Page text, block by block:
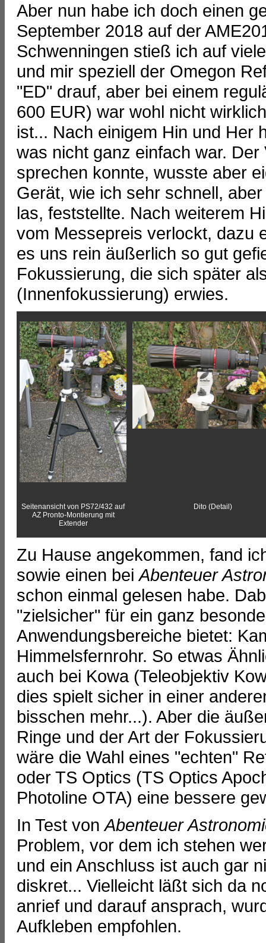
Aber nun habe ich doch einen
September 2018 auf der
Schwenningen stieß ich auf
und mir speziell der Omegon
"ED" drauf, aber bei einem
600 EUR) war wohl nicht
ist... Nach einigem Hin und Her
was nicht ganz einfach war.
sprechen konnte, wusste aber
Gerät, wie ich sehr schnell,
las, feststellte. Nach weiterem
vom Messepreis verlockt, dazu
es uns rein äußerlich so gut
Fokussierung, die sich später
(Innenfokussierung) erwies.
Seitenansicht von PS72/432 auf
AZ Pronto-Montierung mit
Extender
Dito (Detail)
Zu Hause angekommen, fand
sowie einen beiAbenteuer
schon einmal gelesen habe.
"zielsicher" für ein ganz
Anwendungsbereiche bietet:
Himmelsfernrohr. So etwas
auch bei Kowa (Teleobjektiv
dies spielt sicher in einer
bisschen mehr...). Aber die
Ringe und der Art der
wäre die Wahl eines "echten"
oder TS Optics (TS Optics
Photoline OTA) eine bessere
In Test vonAbenteuer
Problem, vor dem ich stehen
und ein Anschluss ist auch gar
diskret... Vielleicht läßt sich da
anrief und darauf ansprach,
Aufkleben empfohlen.